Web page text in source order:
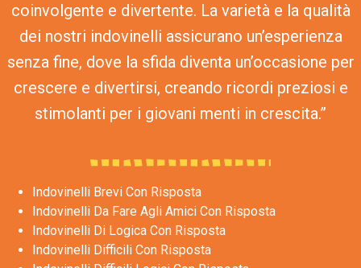
coinvolgente e divertente. La varietà e la qualità
dei nostri indovinelli assicurano un’esperienza
senza fine, dove la sfida diventa un’occasione per
crescere e divertirsi, creando ricordi preziosi e
stimolanti per i giovani menti in crescita.”
Indovinelli Brevi Con Risposta
Indovinelli Da Fare Agli Amici Con Risposta
Indovinelli Di Logica Con Risposta
Indovinelli Difficili Con Risposta